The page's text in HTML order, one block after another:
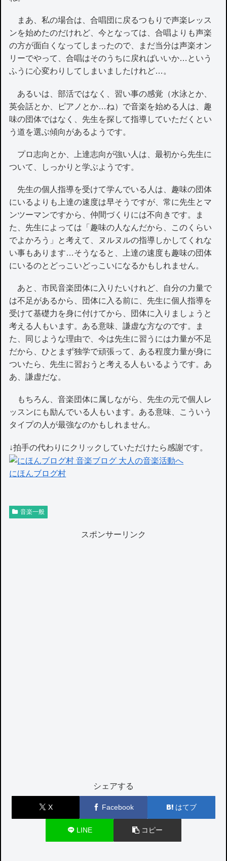
まあ、私の場合は、合唱団に戻るつもりで声楽レッス
ンを始めたのだけれど、今となっては、合唱よりも声楽
の方が面白くなってしまったので、まだ当分は声楽オン
リーでやって、合唱はそのうちに戻ればいいか…という
ふうに心変わりしてしまいましたけれど…。
あるいは、部活ではなく、習い事の感覚（水泳とか、
英会話とか、ピアノとか…ね）で音楽を始める人は、趣
味の団体ではなく、先生を探して指導していただくとい
う道を選ぶ傾向があるようです。
プロ志向とか、上達志向が強い人は、最初から先生に
ついて、しっかりと学ぶようです。
先生の個人指導を受けて学んでいる人は、趣味の団体
にいるよりも上達の速度は早そうですが、常に先生とマ
ンツーマンですから、仲間づくりには不向きです。ま
た、先生によっては「趣味の人なんだから、このくらい
でよかろう」と考えて、ヌルヌルの指導しかしてくれな
い事もあります…そうなると、上達の速度も趣味の団体
にいるのとどっこいどっこいになるかもしれません。
あと、市民音楽団体に入りたいけれど、自分の力量で
は不足があるから、団体に入る前に、先生に個人指導を
受けて基礎力を身に付けてから、団体に入りましょうと
考える人もいます。ある意味、謙虚な方なのです。ま
た、同じような理由で、今は先生に習うには力量が不足
だから、ひとまず独学で頑張って、ある程度力量が身に
ついたら、先生に習おうと考える人もいるようです。あ
あ、謙虚だな。
もちろん、音楽団体に属しながら、先生の元で個人レ
ッスンにも励んでいる人もいます。ある意味、こういう
タイプの人が最強なのかもしれません。
↓拍手の代わりにクリックしていただけたら感謝です。
にほんブログ村
音楽一般
スポンサーリンク
シェアする
X Facebook はてブ
LINE コピー